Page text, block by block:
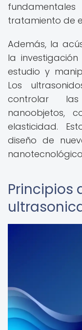
tratamiento de
Además, la
la
estudio y
Los
controlar
nanoobjetos,
elasticidad.
diseño de
Principios